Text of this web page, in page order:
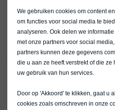
We gebruiken cookies om content
om functies voor social media te
analyseren. Ook delen we
met onze partners voor social
partners kunnen deze gegevens
die u aan ze heeft verstrekt of die
uw gebruik van hun services.
Door op 'Akkoord' te klikken, gaat u
cookies zoals omschreven in onze
Home inruilen inruilen-